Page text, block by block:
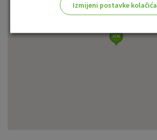
Izmijeni postavke kolačića